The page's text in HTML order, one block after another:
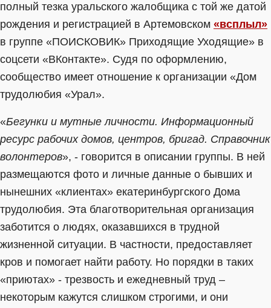
полный тезка уральского жалобщика с той же датой
рождения и регистрацией в Артемовском «всплыл»
в группе «ПОИСКОВИК» Приходящие Уходящие» в
соцсети «ВКонтакте». Судя по оформлению,
сообщество имеет отношение к организации «Дом
трудолюбия «Урал».
«Бегунки и мутные личности. Информационный
ресурс рабочих домов, центров, бригад. Справочник
волонтеров», - говорится в описании группы. В ней
размещаются фото и личные данные о бывших и
нынешних «клиентах» екатеринбургского Дома
трудолюбия. Эта благотворительная организация
заботится о людях, оказавшихся в трудной
жизненной ситуации. В частности, предоставляет
кров и помогает найти работу. Но порядки в таких
«приютах» - трезвость и ежедневный труд –
некоторым кажутся слишком строгими, и они